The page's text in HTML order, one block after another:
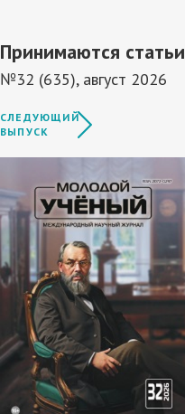
Принимаются статьи
№32 (635), август 2026
СЛЕДУЮЩИЙ
ВЫПУСК